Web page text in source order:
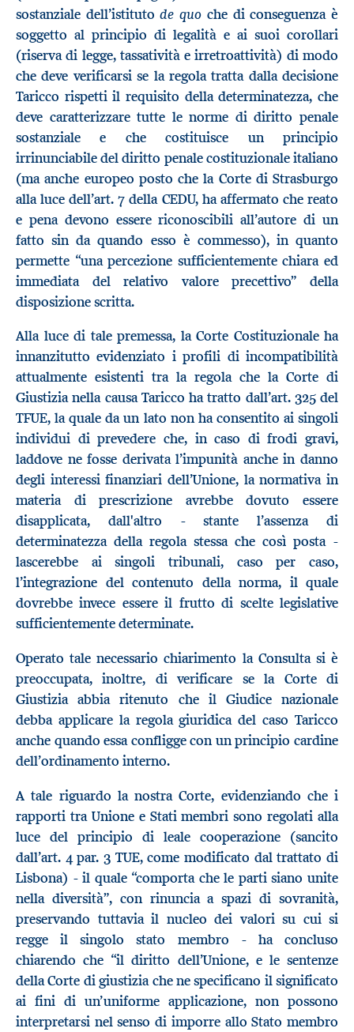
sostanziale dell’istitutode quo che di conseguenza è
soggetto al principio di legalità e ai suoi corollari
(riserva di legge, tassatività e irretroattività) di modo
che deve verificarsi se la regola tratta dalla decisione
Taricco rispetti il requisito della determinatezza, che
deve caratterizzare tutte le norme di diritto penale
sostanziale e che costituisce un principio
irrinunciabile del diritto penale costituzionale italiano
(ma anche europeo posto che la Corte di Strasburgo
alla luce dell’art. 7 della CEDU, ha affermato che reato
e pena devono essere riconoscibili all’autore di un
fatto sin da quando esso è commesso), in quanto
permette “una percezione sufficientemente chiara ed
immediata del relativo valore precettivo” della
disposizione scritta.
Alla luce di tale premessa, la Corte Costituzionale ha
innanzitutto evidenziato i profili di incompatibilità
attualmente esistenti tra la regola che la Corte di
Giustizia nella causa Taricco ha tratto dall’art. 325 del
TFUE, la quale da un lato non ha consentito ai singoli
individui di prevedere che, in caso di frodi gravi,
laddove ne fosse derivata l’impunità anche in danno
degli interessi finanziari dell’Unione, la normativa in
materia di prescrizione avrebbe dovuto essere
disapplicata, dall'altro - stante l’assenza di
determinatezza della regola stessa che così posta -
lascerebbe ai singoli tribunali, caso per caso,
l’integrazione del contenuto della norma, il quale
dovrebbe invece essere il frutto di scelte legislative
sufficientemente determinate.
Operato tale necessario chiarimento la Consulta si è
preoccupata, inoltre, di verificare se la Corte di
Giustizia abbia ritenuto che il Giudice nazionale
debba applicare la regola giuridica del caso Taricco
anche quando essa confligge con un principio cardine
dell’ordinamento interno.
A tale riguardo la nostra Corte, evidenziando che i
rapporti tra Unione e Stati membri sono regolati alla
luce del principio di leale cooperazione (sancito
dall’art. 4 par. 3 TUE, come modificato dal trattato di
Lisbona) - il quale “comporta che le parti siano unite
nella diversità”, con rinuncia a spazi di sovranità,
preservando tuttavia il nucleo dei valori su cui si
regge il singolo stato membro - ha concluso
chiarendo che “il diritto dell’Unione, e le sentenze
della Corte di giustizia che ne specificano il significato
ai fini di un’uniforme applicazione, non possono
interpretarsi nel senso di imporre allo Stato membro